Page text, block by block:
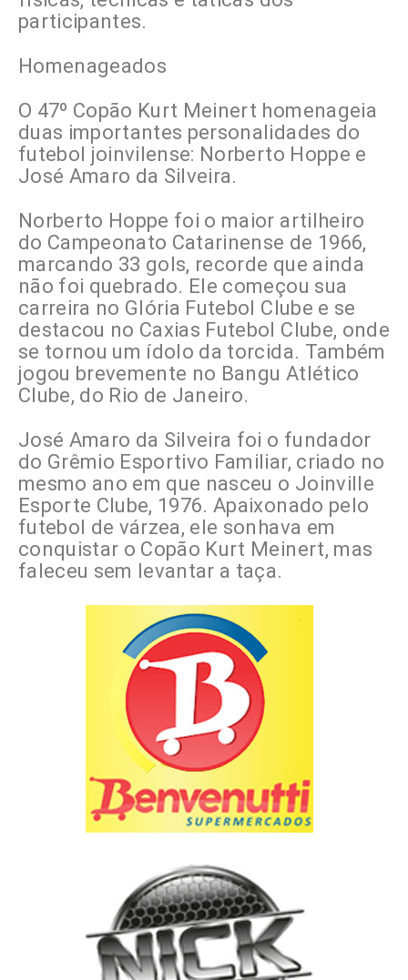
participantes.
Homenageados
O 47º Copão Kurt Meinert homenageia
duas importantes personalidades do
futebol joinvilense: Norberto Hoppe e
José Amaro da Silveira.
Norberto Hoppe foi o maior artilheiro
do Campeonato Catarinense de 1966,
marcando 33 gols, recorde que ainda
não foi quebrado. Ele começou sua
carreira no Glória Futebol Clube e se
destacou no Caxias Futebol Clube, onde
se tornou um ídolo da torcida. Também
jogou brevemente no Bangu Atlético
Clube, do Rio de Janeiro.
José Amaro da Silveira foi o fundador
do Grêmio Esportivo Familiar, criado no
mesmo ano em que nasceu o Joinville
Esporte Clube, 1976. Apaixonado pelo
futebol de várzea, ele sonhava em
conquistar o Copão Kurt Meinert, mas
faleceu sem levantar a taça.